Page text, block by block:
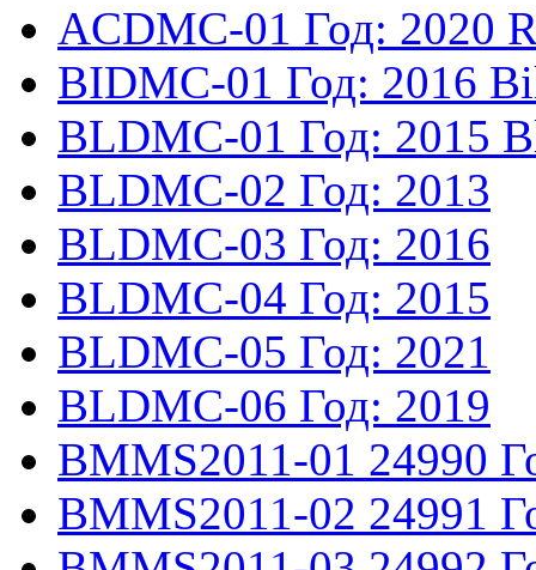
ACDMC-01 Год: 2020
BIDMC-01 Год: 2016
BLDMC-01 Год: 2015
BLDMC-02 Год: 2013
BLDMC-03 Год: 2016
BLDMC-04 Год: 2015
BLDMC-05 Год: 2021
BLDMC-06 Год: 2019
BMMS2011-01 24990
BMMS2011-02 24991